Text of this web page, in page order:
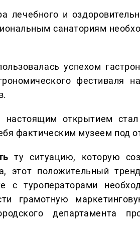
лечебного и
санаториям
успехом
фестиваля
настоящим открытием
фактическим музеем под
ту ситуацию, которую
этот положительный
с туроператорами
грамотную
департамента